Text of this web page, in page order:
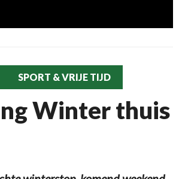
SPORT & VRIJE TIJD
Winter thuis